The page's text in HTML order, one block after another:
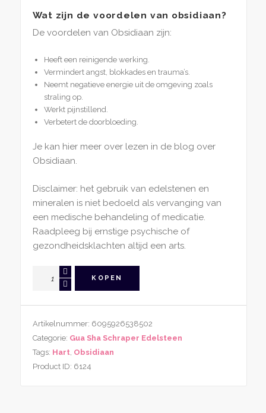
Wat zijn de voordelen van obsidiaan?
De voordelen van Obsidiaan zijn:
Heeft een reinigende werking.
Vermindert angst, blokkades en trauma’s.
Neemt negatieve energie uit de omgeving zoals
straling op.
Werkt pijnstillend.
Verbetert de doorbloeding.
Je kan hier meer over lezen in de blog over
Obsidiaan.
Disclaimer: het gebruik van edelstenen en
mineralen is niet bedoeld als vervanging van
een medische behandeling of medicatie.
Raadpleeg bij ernstige psychische of
gezondheidsklachten altijd een arts.
Hart
aantal
KOPEN
Artikelnummer: 6095926538502
Categorie: Gua Sha Schraper Edelsteen
Tags: Hart, Obsidiaan
Product ID: 6124